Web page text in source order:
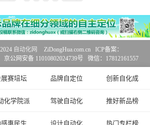
赛培坛 品牌自定位 创新自化成
化学院派 驾驶自动化 推好新品榜
惠民生 设计自动化 热门专栏榜
自动化网
ZiDongHua.com.cn ICP备案：
京公网安备 11010802024739号 微信：17812161557